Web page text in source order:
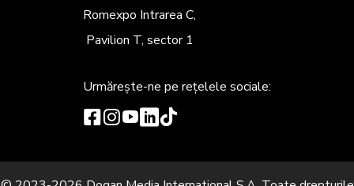
Romexpo Intrarea C,
Pavilion T, sector 1
Urmărește-ne pe rețelele sociale: